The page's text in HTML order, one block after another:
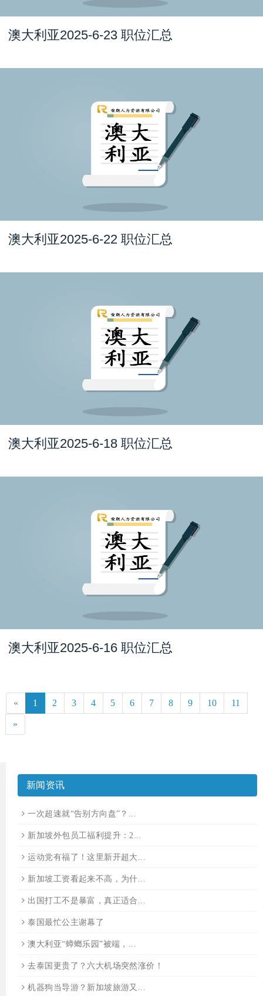
澳大利亚2025-6-23 职位汇总
澳大利亚2025-6-22 职位汇总
澳大利亚2025-6-18 职位汇总
澳大利亚2025-6-16 职位汇总
« 1 2 3 4 5 6 7 8 9 10 11
»
新闻资讯
一次超速就“告别方向盘”？...
新加坡外包员工福利提升：2...
运动党有福了！这里新开超大...
新加坡工资看起来不高，为什...
出国打工不是暴富，真正适合...
泰国最忙公主谢幕了
澳大利亚“蟑螂乐园”被端，...
去泰国更贵了？六大机场突然涨价！
机器狗当导游？新加坡旅游又...